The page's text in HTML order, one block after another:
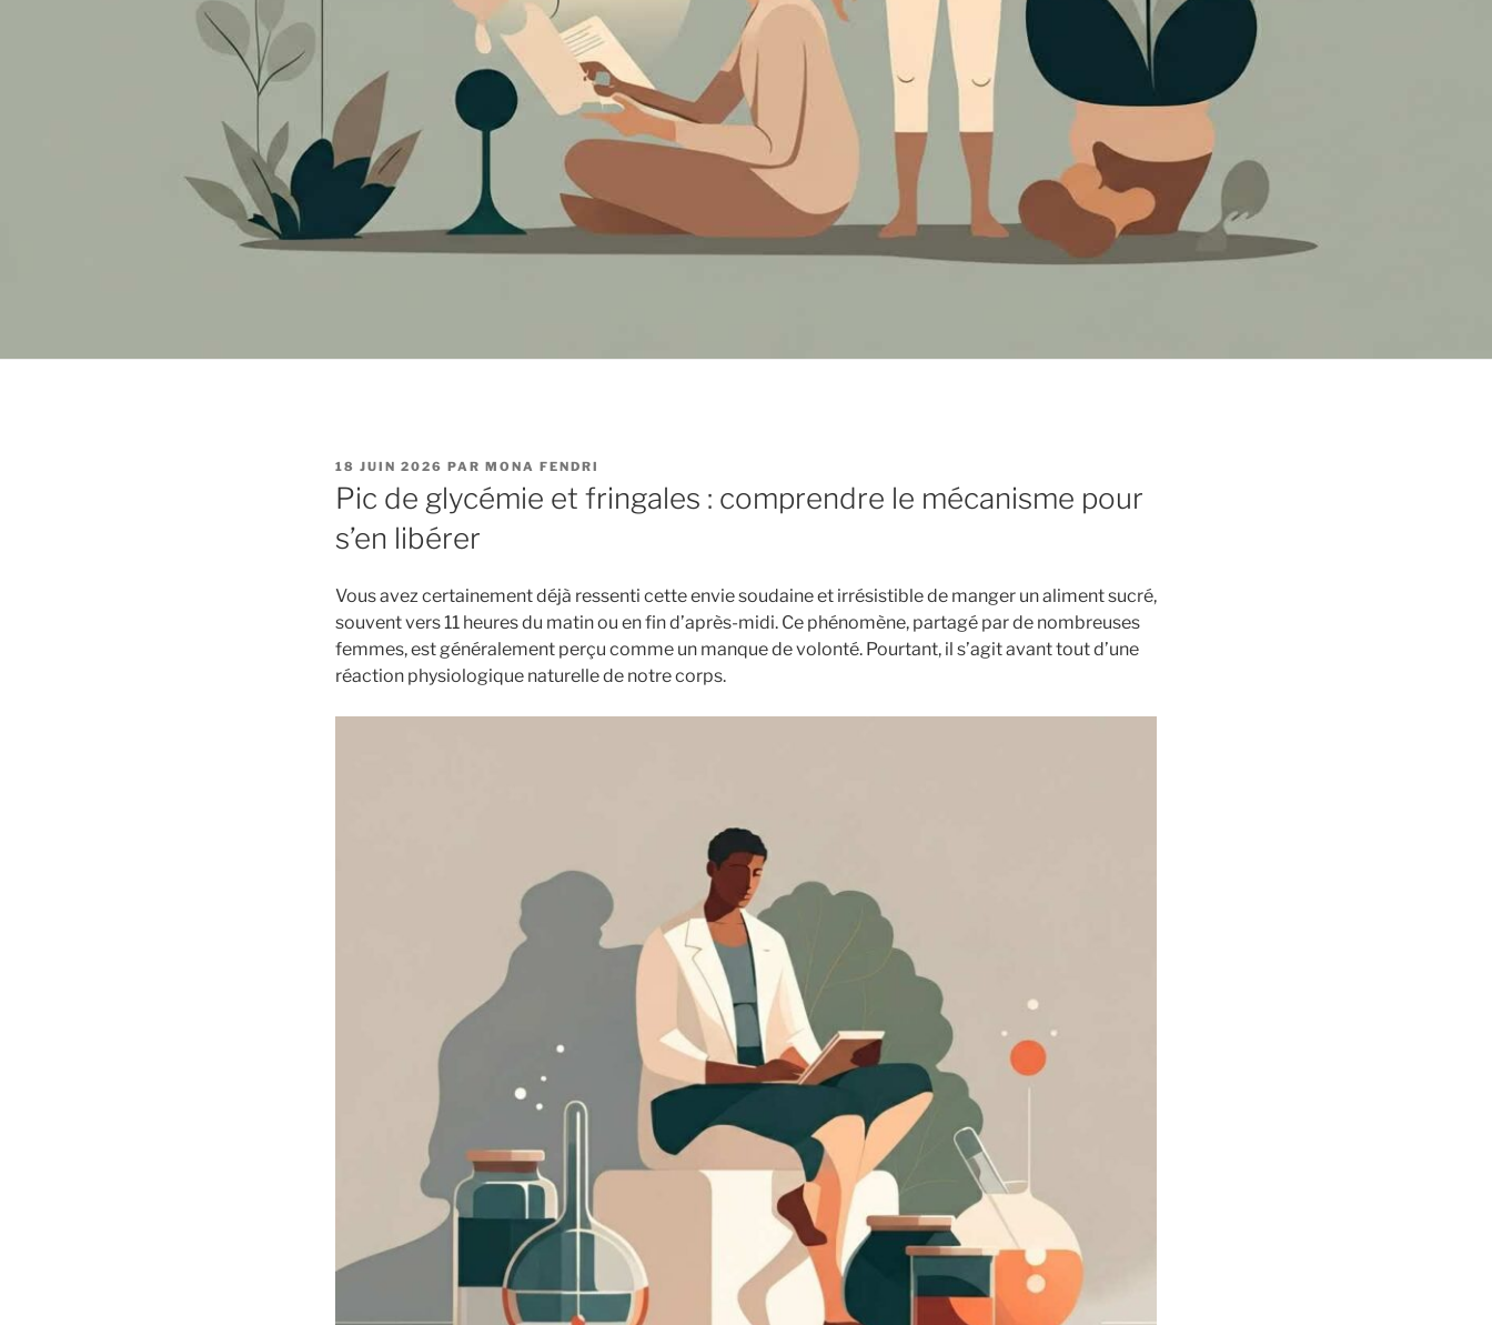
PUBLIÉ
LE
18 JUIN 2026 PAR MONA FENDRI
Pic de glycémie et fringales : comprendre le mécanisme pour
s’en libérer
Vous avez certainement déjà ressenti cette envie soudaine et irrésistible de manger un aliment sucré,
souvent vers 11 heures du matin ou en fin d’après-midi. Ce phénomène, partagé par de nombreuses
femmes, est généralement perçu comme un manque de volonté. Pourtant, il s’agit avant tout d’une
réaction physiologique naturelle de notre corps.